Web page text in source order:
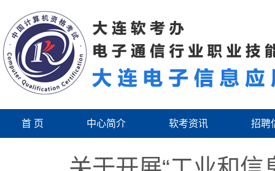
首 页 中心简介 软考资讯 招聘